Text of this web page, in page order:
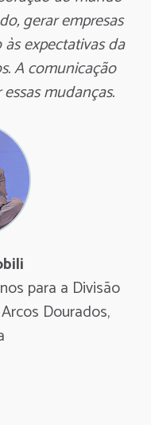
gerar empresas
expectativas da
A comunicação
mudanças.
para a Divisão
Dourados,